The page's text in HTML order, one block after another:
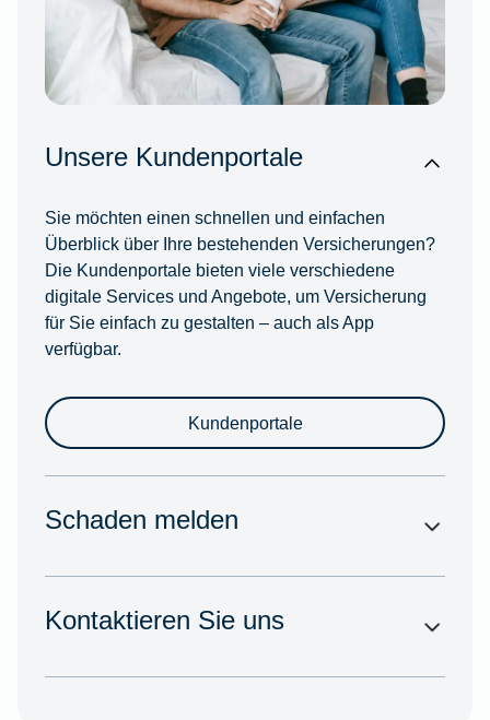
Unsere Kundenportale
Sie möchten einen schnellen und einfachen
Überblick über Ihre bestehenden Versicherungen?
Die Kundenportale bieten viele verschiedene
digitale Services und Angebote, um Versicherung
für Sie einfach zu gestalten – auch als App
verfügbar.
Kundenportale
Schaden melden
Kontaktieren Sie uns